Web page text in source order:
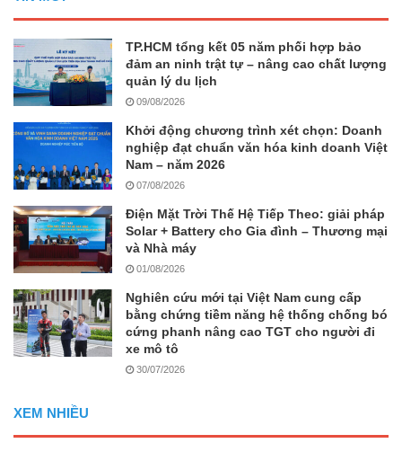
TP.HCM tổng kết 05 năm phối hợp bảo
đảm an ninh trật tự – nâng cao chất lượng
quản lý du lịch
09/08/2026
Khởi động chương trình xét chọn: Doanh
nghiệp đạt chuẩn văn hóa kinh doanh Việt
Nam – năm 2026
07/08/2026
Điện Mặt Trời Thế Hệ Tiếp Theo: giải pháp
Solar + Battery cho Gia đình – Thương mại
và Nhà máy
01/08/2026
Nghiên cứu mới tại Việt Nam cung cấp
bằng chứng tiềm năng hệ thống chống bó
cứng phanh nâng cao TGT cho người đi
xe mô tô
30/07/2026
XEM NHIỀU